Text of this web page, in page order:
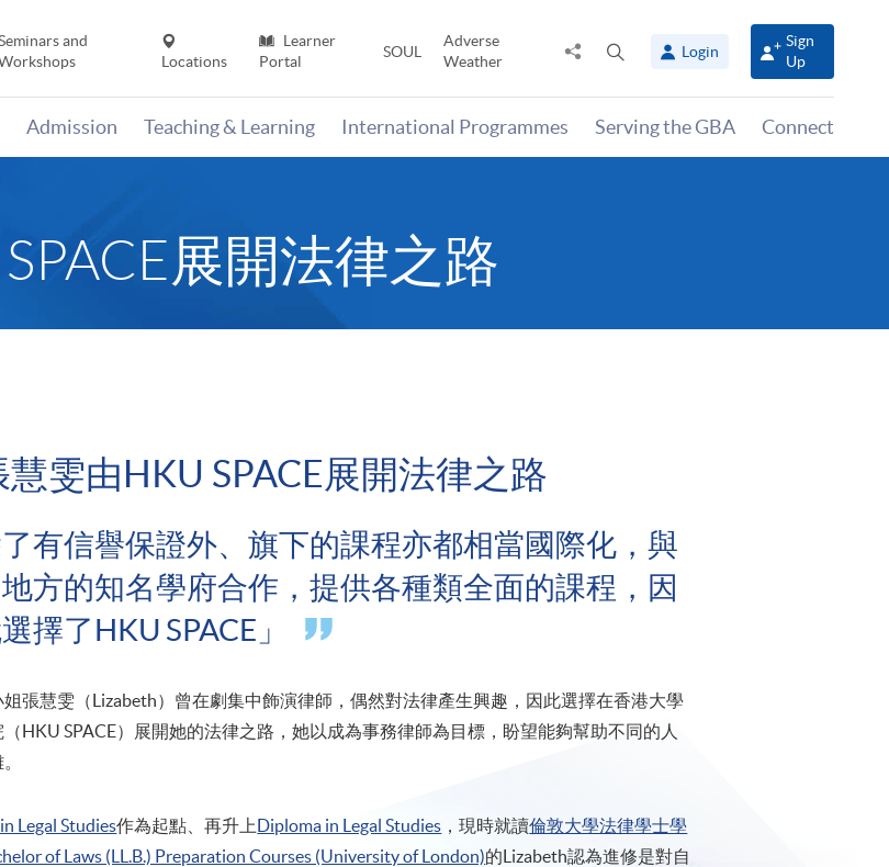
and
Locations
Learner
Portal
SOUL
Adverse
Weather
Share
panel
Login
Sign
Up
Admission Teaching & Learning International Programmes Serving the GBA Connect
展開法律之路
雯由HKU SPACE展開法律之路
了有信譽保證外、旗下的課程亦都相當國際化，與
方的知名學府合作，提供各種類全面的課程，因
擇了HKU SPACE」
張慧雯（Lizabeth）曾在劇集中飾演律師，偶然對法律產生興趣，因此選擇在香港大學
HKU SPACE）展開她的法律之路，她以成為事務律師為目標，盼望能夠幫助不同的人
Legal Studies作為起點、再升上 Diploma in Legal Studies ，現時就讀倫敦大學法律學士學
of Laws (LL.B.) Preparation Courses (University of London)的Lizabeth認為進修是對自